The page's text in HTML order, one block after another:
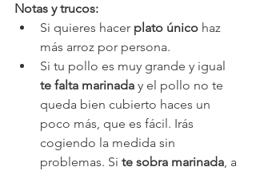
Notas y trucos:
Si quieres hacer plato único haz
más arroz por persona.
Si tu pollo es muy grande y igual
te falta marinada y el pollo no te
queda bien cubierto haces un
poco más, que es fácil. Irás
cogiendo la medida sin
problemas. Si te sobra marinada, a